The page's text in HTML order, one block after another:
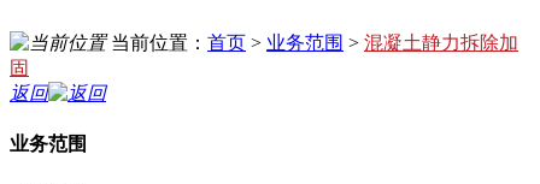
当前位置： 首页 > 业务范围 > 混凝土静力拆除加
固
返回
业务范围